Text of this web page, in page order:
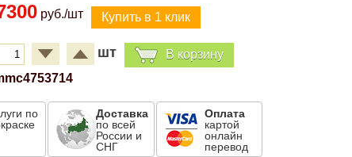
руб./шт
шт
В корзину
по
Доставка
по всей
России и
СНГ
Оплата
картой
онлайн
перевод